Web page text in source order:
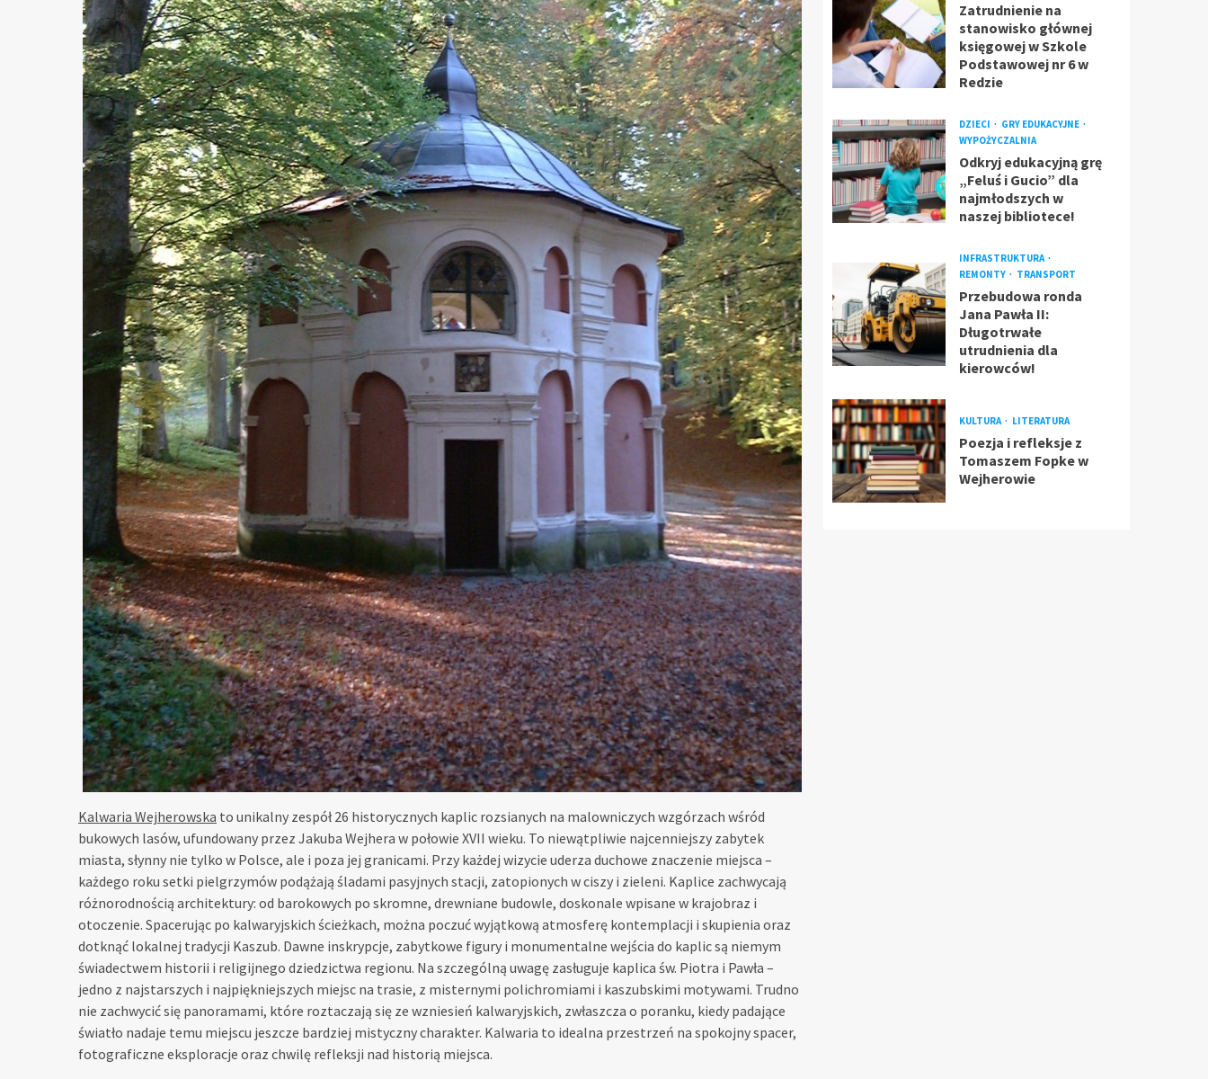
Kalwaria Wejherowska to unikalny zespół 26 historycznych kaplic rozsianych na malowniczych wzgórzach wśród
bukowych lasów, ufundowany przez Jakuba Wejhera w połowie XVII wieku. To niewątpliwie najcenniejszy zabytek
miasta, słynny nie tylko w Polsce, ale i poza jej granicami. Przy każdej wizycie uderza duchowe znaczenie miejsca –
każdego roku setki pielgrzymów podążają śladami pasyjnych stacji, zatopionych w ciszy i zieleni. Kaplice zachwycają
różnorodnością architektury: od barokowych po skromne, drewniane budowle, doskonale wpisane w krajobraz i
otoczenie. Spacerując po kalwaryjskich ścieżkach, można poczuć wyjątkową atmosferę kontemplacji i skupienia oraz
dotknąć lokalnej tradycji Kaszub. Dawne inskrypcje, zabytkowe figury i monumentalne wejścia do kaplic są niemym
świadectwem historii i religijnego dziedzictwa regionu. Na szczególną uwagę zasługuje kaplica św. Piotra i Pawła –
jedno z najstarszych i najpiękniejszych miejsc na trasie, z misternymi polichromiami i kaszubskimi motywami. Trudno
nie zachwycić się panoramami, które roztaczają się ze wzniesień kalwaryjskich, zwłaszcza o poranku, kiedy padające
światło nadaje temu miejscu jeszcze bardziej mistyczny charakter. Kalwaria to idealna przestrzeń na spokojny spacer,
fotograficzne eksploracje oraz chwilę refleksji nad historią miejsca.
Zatrudnienie na
stanowisko głównej
księgowej w Szkole
Podstawowej nr 6 w
Redzie
DZIECI
GRY EDUKACYJNE
WYPOŻYCZALNIA
Odkryj edukacyjną grę
„Feluś i Gucio” dla
najmłodszych w
naszej bibliotece!
INFRASTRUKTURA
REMONTY
TRANSPORT
Przebudowa ronda
Jana Pawła II:
Długotrwałe
utrudnienia dla
kierowców!
KULTURA LITERATURA
Poezja i refleksje z
Tomaszem Fopke w
Wejherowie